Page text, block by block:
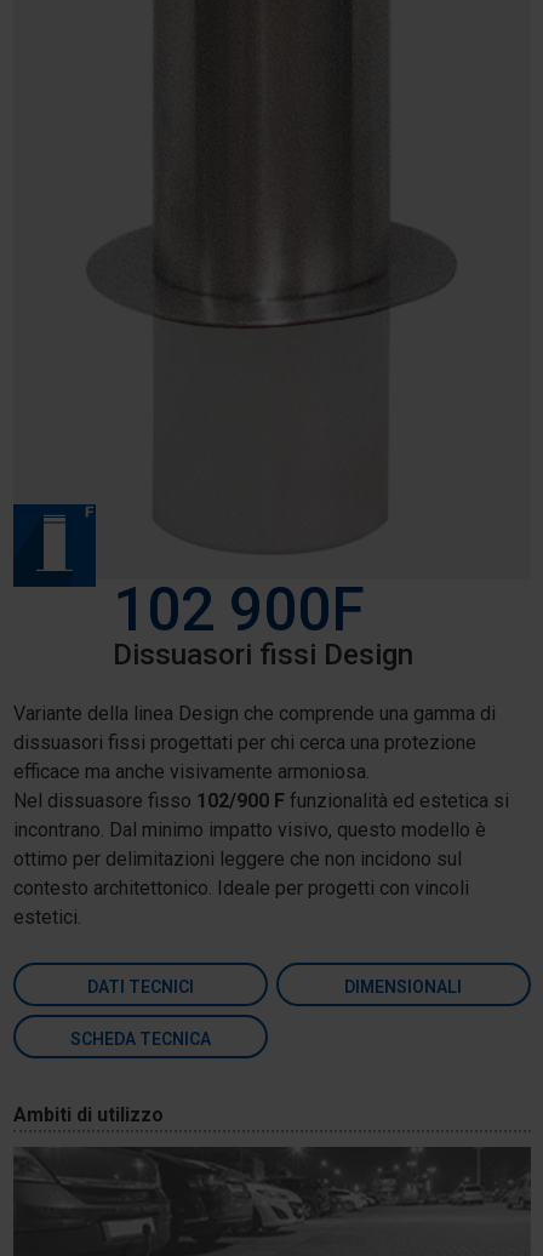
102 900F
Dissuasori fissi Design
Variante della linea Design che comprende una gamma di
dissuasori fissi progettati per chi cerca una protezione
efficace ma anche visivamente armoniosa.
Nel dissuasore fisso 102/900 Ffunzionalità ed estetica si
incontrano. Dal minimo impatto visivo, questo modello è
ottimo per delimitazioni leggere che non incidono sul
contesto architettonico. Ideale per progetti con vincoli
estetici.
DATI TECNICI DIMENSIONALI
SCHEDA TECNICA
Ambiti di utilizzo